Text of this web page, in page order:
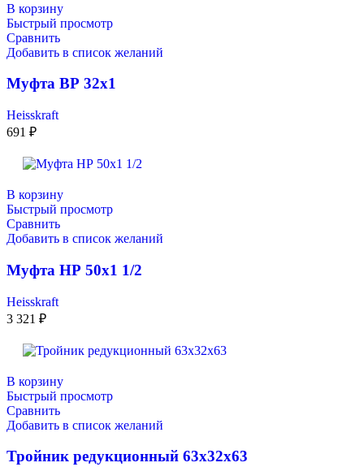
В корзину
Быстрый просмотр
Сравнить
Добавить в список желаний
Муфта ВР 32х1
Heisskraft
691 ₽
В корзину
Быстрый просмотр
Сравнить
Добавить в список желаний
Муфта НР 50х1 1/2
Heisskraft
3 321 ₽
В корзину
Быстрый просмотр
Сравнить
Добавить в список желаний
Тройник редукционный 63х32х63